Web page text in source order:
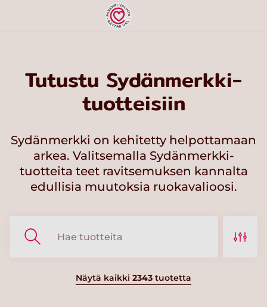
Tutustu Sydänmerkki-
tuotteisiin
Sydänmerkki on kehitetty helpottamaan
arkea. Valitsemalla Sydänmerkki-
tuotteita teet ravitsemuksen kannalta
edullisia muutoksia ruokavalioosi.
Näytä kaikki 2343 tuotetta